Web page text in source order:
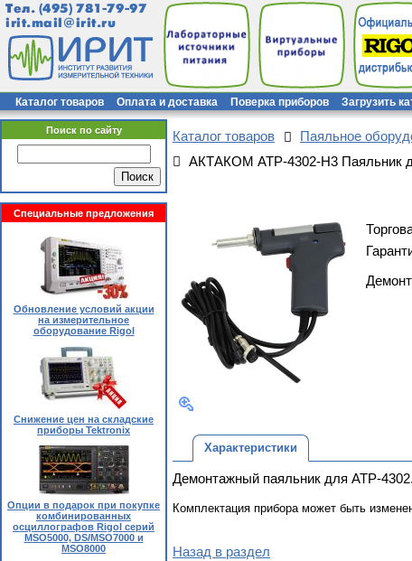
Тел. (495) 781-79-97
irit.mail@irit.ru
Каталог товаров Оплата и доставка Поверка приборов Загрузить
Поиск по сайту
Специальные предложения
Обновление условий акции
на измерительное
оборудование Rigol
Снижение цен на складские
приборы Tektronix
Опции в подарок при покупке
комбинированных
осциллографов Rigol серий
MSO5000, DS/MSO7000 и
MSO8000
Каталог товаров Паяльное
АКТАКОМ АТР-4302-Н3 Паяльник
Характеристики
Демонтажный паяльник для АТР-
Комплектация прибора может быть
Назад в раздел